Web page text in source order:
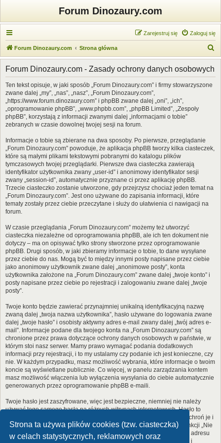
Strona ta używa plików cookies (tzw. ciasteczka)
w celach statystycznych, reklamowych oraz
Forum Dinozaury.com
Zaloguj się
Zarejestruj się
Forum Dinozaury.com Strona główna
z
Forum Dinozaury.com - Zasady ochrony danych osobowych
Ten tekst opisuje, w jaki sposób „Forum Dinozaury.com” i firmy stowarzyszone
zwane dalej „my”, „nas”, „nasz”, „Forum Dinozaury.com”,
„https://www.forum.dinozaury.com” i phpBB zwane dalej „oni”, „ich”,
„oprogramowanie phpBB”, „www.phpbb.com”, „phpBB Limited”, „Zespoły
phpBB”, korzystają z informacji zwanymi dalej „informacjami o tobie”
zebranych w czasie dowolnej twojej sesji na forum.
Informacje o tobie są zbierane na dwa sposoby. Po pierwsze, przeglądanie
„Forum Dinozaury.com” powoduje, że aplikacja phpBB tworzy kilka ciasteczek,
które są małymi plikami tekstowymi pobranymi do katalogu plików
tymczasowych twojej przeglądarki. Pierwsze dwa ciasteczka zawierają
identyfikator użytkownika zwany „user-id” i anonimowy identyfikator sesji
zwany „session-id”, automatycznie przyznane ci przez aplikację phpBB.
Trzecie ciasteczko zostanie utworzone, gdy przejrzysz chociaż jeden temat na
„Forum Dinozaury.com”. Jest ono używane do zapisania informacji, które
tematy zostały przez ciebie przeczytane i służy do ułatwienia ci nawigacji na
forum.
W czasie przeglądania „Forum Dinozaury.com” możemy też utworzyć
ciasteczka niezależne od oprogramowania phpBB, ale ich ten dokument nie
dotyczy – ma on opisywać tylko strony stworzone przez oprogramowanie
phpBB. Drugi sposób, w jaki zbieramy informacje o tobie, to dane wysyłane
przez ciebie do nas. Mogą być to między innymi posty napisane przez ciebie
jako anonimowy użytkownik zwane dalej „anonimowe posty”, konta
użytkownika założone na „Forum Dinozaury.com” zwane dalej „twoje konto” i
posty napisane przez ciebie po rejestracji i zalogowaniu zwane dalej „twoje
posty”.
Twoje konto będzie zawierać przynajmniej unikalną identyfikacyjną nazwę
zwaną dalej „twoja nazwa użytkownika”, hasło używane do logowania zwane
dalej „twoje hasło” i osobisty aktywny adres e-mail zwany dalej „twój adres e-
mail”. Informacje podane dla twojego konta na „Forum Dinozaury.com” są
chronione przez prawa dotyczące ochrony danych osobowych w państwie, w
którym stoi nasz serwer. Mamy prawo wymagać podania dodatkowych
informacji przy rejestracji, i to my ustalamy czy podanie ich jest konieczne, czy
nie. W każdym przypadku, masz możliwość wybrania, które informacje o twoim
koncie są wyświetlane publicznie. Co więcej, w panelu zarządzania kontem
masz możliwość włączenia lub wyłączenia wysyłania do ciebie automatycznie
generowanych przez oprogramowanie phpBB e-maili.
Twoje hasło jest zaszyfrowane, więc jest bezpieczne, niemniej nie należy
używać tego samego hasła na różnych witrynach internetowych. Hasło to
umożliwia dostęp do twojego konta na „Forum Dinozaury.com”, więc chroń je i
w żadnym wypadku nie podawajnikomu. Jeśli je zapomnisz, użyj funkcji „Nie
pamiętam hasła”. Witryna poprosi cię o podanie nazwy użytkownika i adresu
e-mail. Po podaniu tych danych zostanie wygenerowane nowe hasło i